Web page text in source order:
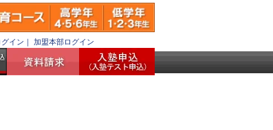
イン ｜ 加盟本部ログイン